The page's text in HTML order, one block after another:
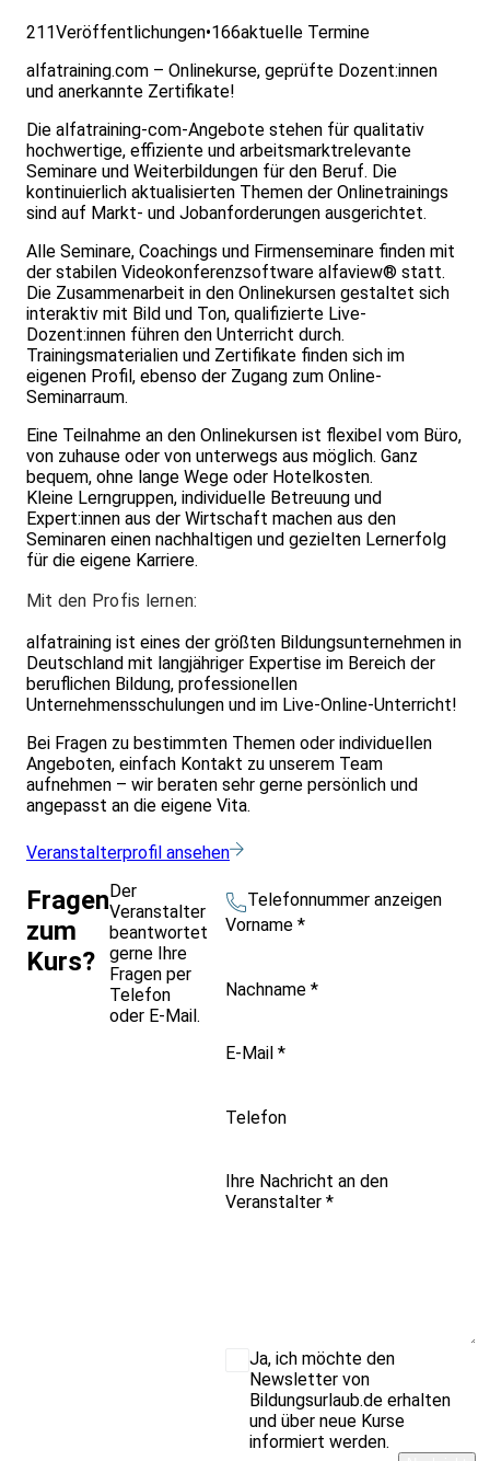
211Veröffentlichungen•166aktuelle Termine
alfatraining.com – Onlinekurse, geprüfte Dozent:innen
und anerkannte Zertifikate!
Die alfatraining-com-Angebote stehen für qualitativ
hochwertige, effiziente und arbeitsmarktrelevante
Seminare und Weiterbildungen für den Beruf. Die
kontinuierlich aktualisierten Themen der Onlinetrainings
sind auf Markt- und Jobanforderungen ausgerichtet.
Alle Seminare, Coachings und Firmenseminare finden mit
der stabilen Videokonferenzsoftware alfaview® statt.
Die Zusammenarbeit in den Onlinekursen gestaltet sich
interaktiv mit Bild und Ton, qualifizierte Live-
Dozent:innen führen den Unterricht durch.
Trainingsmaterialien und Zertifikate finden sich im
eigenen Profil, ebenso der Zugang zum Online-
Seminarraum.
Eine Teilnahme an den Onlinekursen ist flexibel vom Büro,
von zuhause oder von unterwegs aus möglich. Ganz
bequem, ohne lange Wege oder Hotelkosten.
Kleine Lerngruppen, individuelle Betreuung und
Expert:innen aus der Wirtschaft machen aus den
Seminaren einen nachhaltigen und gezielten Lernerfolg
für die eigene Karriere.
Mit den Profis lernen:
alfatraining ist eines der größten Bildungsunternehmen in
Deutschland mit langjähriger Expertise im Bereich der
beruflichen Bildung, professionellen
Unternehmensschulungen und im Live-Online-Unterricht!
Bei Fragen zu bestimmten Themen oder individuellen
Angeboten, einfach Kontakt zu unserem Team
aufnehmen – wir beraten sehr gerne persönlich und
angepasst an die eigene Vita.
Veranstalterprofil ansehen
Fragen
zum
Kurs?
Der
Veranstalter
beantwortet
gerne Ihre
Fragen per
Telefon
oder E-Mail.
Telefonnummer anzeigen
Vorname *
Nachname *
E-Mail *
Telefon
Ihre Nachricht an den
Veranstalter *
Ja, ich möchte den
Newsletter von
Bildungsurlaub.de erhalten
und über neue Kurse
informiert werden.